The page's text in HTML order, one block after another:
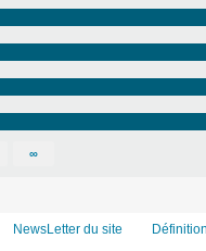
∞
NewsLetter du site